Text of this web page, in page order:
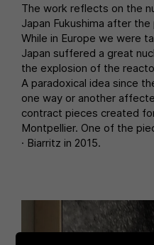
The work reflects on the
Japan Fukushima after
While in Europe we were
Japan suffered a great
the explosion of the
A paradoxical idea since
one way or another
contract pieces created
Montpellier. One of the
· Biarritz in 2015.